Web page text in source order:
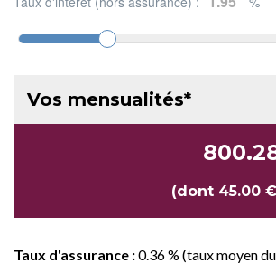
Vos mensualités*
(dont 45.00
Taux d'assurance :0.36 % (taux moyen